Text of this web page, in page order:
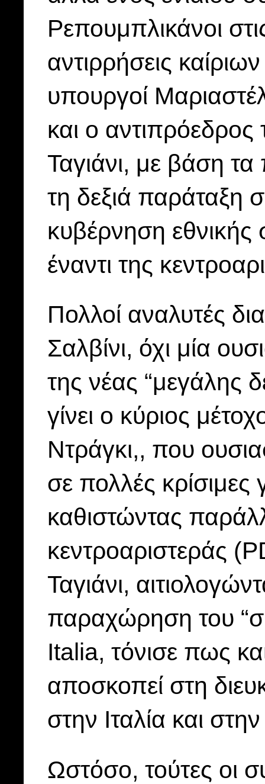
Ρεπουμπλικάνοι
αντιρρήσεις
υπουργοί
και ο
Ταγιάνι, με βάση
τη δεξιά παράταξη
κυβέρνηση εθνικής
έναντι της
Πολλοί αναλυτές
Σαλβίνι, όχι μία
της νέας “μεγάλης
γίνει ο κύριος
Ντράγκι,, που
σε πολλές
καθιστώντας
κεντροαριστεράς
Ταγιάνι,
παραχώρηση του
Italia, τόνισε πως
αποσκοπεί στη
στην Ιταλία και
Ωστόσο, τούτες οι